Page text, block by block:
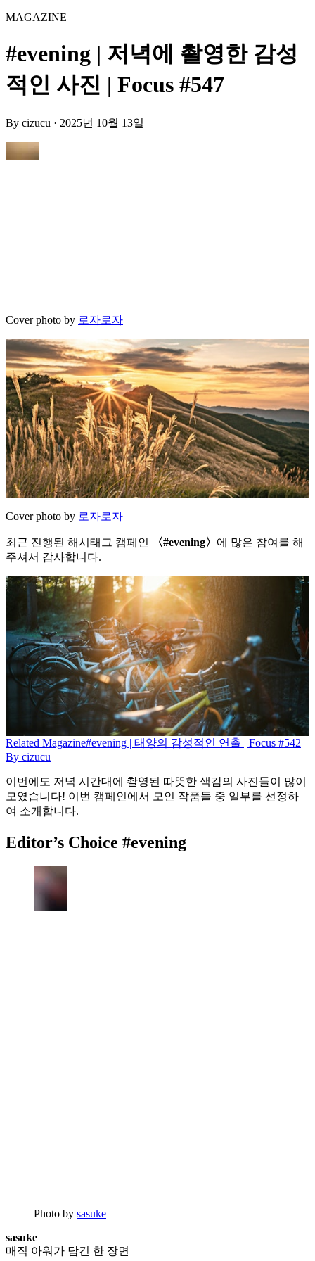
MAGAZINE
#evening | 저녁에 촬영한 감성
적인 사진 | Focus #547
By cizucu · 2025년 10월 13일
Cover photo by 로자로자
Cover photo by 로자로자
최근 진행된 해시태그 캠페인 〈#evening〉 에 많은 참여를 해
주셔서 감사합니다.
Related Magazine#evening | 태양의 감성적인 연출 | Focus #542
By cizucu
이번에도 저녁 시간대에 촬영된 따뜻한 색감의 사진들이 많이
모였습니다! 이번 캠페인에서 모인 작품들 중 일부를 선정하
여 소개합니다.
Editor’s Choice #evening
Photo by sasuke
sasuke
매직 아워가 담긴 한 장면